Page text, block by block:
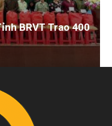
BRVT Trao 400